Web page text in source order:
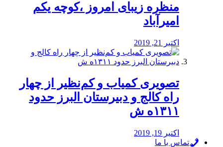
منظره‌‌ زیبای امروز ،کوچه یکم
امیرآباد
اکتبر 21, 2019
️تصویری کمیاب و کم‌نظیر از چهار
راه كالج و دبيرستان البرز حدود
۱۳۱۱ه ش
اکتبر 19, 2019
تماس با ما